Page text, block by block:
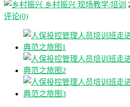
乡村振兴 现场教学/培训
评论(0)